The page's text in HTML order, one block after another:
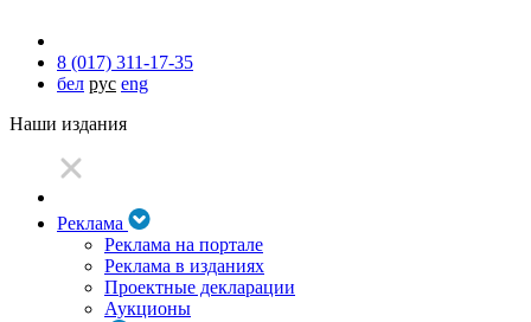
8 (017) 311-17-35
бел рус eng
Наши издания
Реклама
Реклама на портале
Реклама в изданиях
Проектные декларации
Аукционы